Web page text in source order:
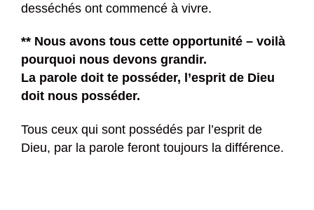
desséchés ont commencé à vivre.
** Nous avons tous cette opportunité – voilà
pourquoi nous devons grandir.
La parole doit te posséder, l’esprit de Dieu
doit nous posséder.
Tous ceux qui sont possédés par l’esprit de
Dieu, par la parole feront toujours la différence.